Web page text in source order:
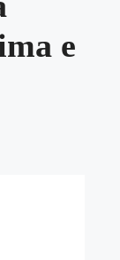
e